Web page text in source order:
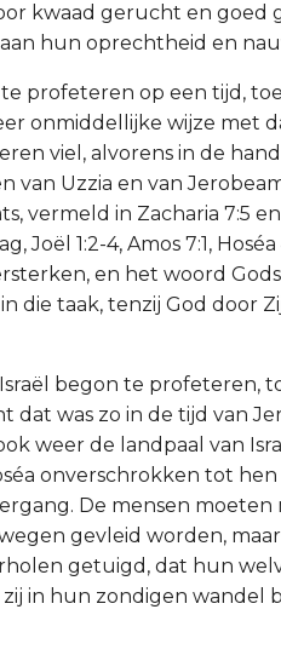
kwaad gerucht en goed
hun oprechtheid en
profeteren op een tijd,
onmiddellijke wijze met
viel, alvorens in de
van Uzzia en van
vermeld in Zacharia 7:5
Joël 1:2-4, Amos 7:1,
en het woord
die taak, tenzij God door
begon te profeteren,
dat was zo in de tijd van
weer de landpaal van
onverschrokken tot
De mensen
gevleid worden,
getuigd, dat hun
in hun zondigen wandel